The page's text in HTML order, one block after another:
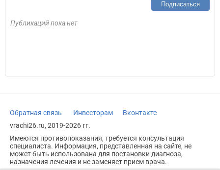
Подписаться
Публикаций пока нет
Обратная связь Инвесторам
Вконтакте
vrachi26.ru, 2019-2026 гг.
Имеются противопоказания, требуется консультация
специалиста. Информация, представленная на сайте, не
может быть использована для постановки диагноза,
назначения лечения и не заменяет прием врача.